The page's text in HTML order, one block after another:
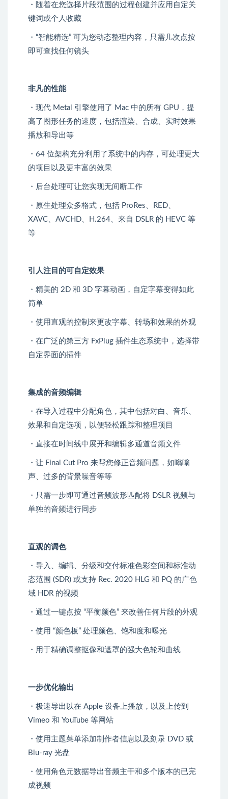
・随着在您选择片段范围的过程创建并应用自定关
键词或个人收藏
・“智能精选” 可为您动态整理内容，只需几次点按
即可查找任何镜头
非凡的性能
・现代 Metal 引擎使用了 Mac 中的所有 GPU，提
高了图形任务的速度，包括渲染、合成、实时效果
播放和导出等
・64 位架构充分利用了系统中的内存，可处理更大
的项目以及更丰富的效果
・后台处理可让您实现无间断工作
・原生处理众多格式，包括 ProRes、RED、
XAVC、AVCHD、H.264、来自 DSLR 的 HEVC 等
等
引人注目的可自定效果
・精美的 2D 和 3D 字幕动画，自定字幕变得如此
简单
・使用直观的控制来更改字幕、转场和效果的外观
・在广泛的第三方 FxPlug 插件生态系统中，选择带
自定界面的插件
集成的音频编辑
・在导入过程中分配角色，其中包括对白、音乐、
效果和自定选项，以便轻松跟踪和整理项目
・直接在时间线中展开和编辑多通道音频文件
・让 Final Cut Pro 来帮您修正音频问题，如嗡嗡
声、过多的背景噪音等等
・只需一步即可通过音频波形匹配将 DSLR 视频与
单独的音频进行同步
直观的调色
・导入、编辑、分级和交付标准色彩空间和标准动
态范围 (SDR) 或支持 Rec. 2020 HLG 和 PQ 的广色
域 HDR 的视频
・通过一键点按 “平衡颜色” 来改善任何片段的外观
・使用 “颜色板” 处理颜色、饱和度和曝光
・用于精确调整抠像和遮罩的强大色轮和曲线
一步优化输出
・极速导出以在 Apple 设备上播放，以及上传到
Vimeo 和 YouTube 等网站
・使用主题菜单添加制作者信息以及刻录 DVD 或
Blu-ray 光盘
・使用角色元数据导出音频主干和多个版本的已完
成视频